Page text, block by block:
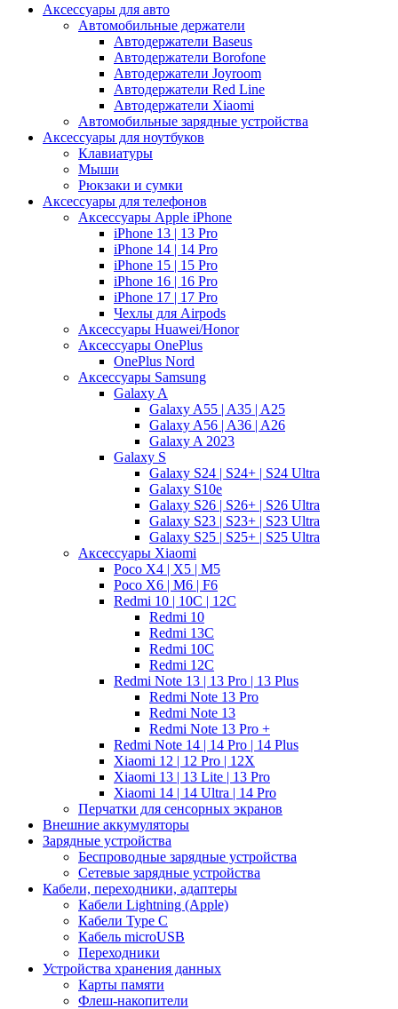
Аксессуары для авто
Автомобильные держатели
Автодержатели Baseus
Автодержатели Borofone
Автодержатели Joyroom
Автодержатели Red Line
Автодержатели Xiaomi
Автомобильные зарядные устройства
Аксессуары для ноутбуков
Клавиатуры
Мыши
Рюкзаки и сумки
Аксессуары для телефонов
Аксессуары Apple iPhone
iPhone 13 | 13 Pro
iPhone 14 | 14 Pro
iPhone 15 | 15 Pro
iPhone 16 | 16 Pro
iPhone 17 | 17 Pro
Чехлы для Airpods
Аксессуары Huawei/Honor
Аксессуары OnePlus
OnePlus Nord
Аксессуары Samsung
Galaxy A
Galaxy A55 | A35 | A25
Galaxy A56 | A36 | A26
Galaxy A 2023
Galaxy S
Galaxy S24 | S24+ | S24 Ultra
Galaxy S10e
Galaxy S26 | S26+ | S26 Ultra
Galaxy S23 | S23+ | S23 Ultra
Galaxy S25 | S25+ | S25 Ultra
Аксессуары Xiaomi
Poco X4 | X5 | M5
Poco X6 | M6 | F6
Redmi 10 | 10C | 12C
Redmi 10
Redmi 13C
Redmi 10C
Redmi 12C
Redmi Note 13 | 13 Pro | 13 Plus
Redmi Note 13 Pro
Redmi Note 13
Redmi Note 13 Pro +
Redmi Note 14 | 14 Pro | 14 Plus
Xiaomi 12 | 12 Pro | 12X
Xiaomi 13 | 13 Lite | 13 Pro
Xiaomi 14 | 14 Ultra | 14 Pro
Перчатки для сенсорных экранов
Внешние аккумуляторы
Зарядные устройства
Беспроводные зарядные устройства
Сетевые зарядные устройства
Кабели, переходники, адаптеры
Кабели Lightning (Apple)
Кабели Type C
Кабель microUSB
Переходники
Устройства хранения данных
Карты памяти
Флеш-накопители